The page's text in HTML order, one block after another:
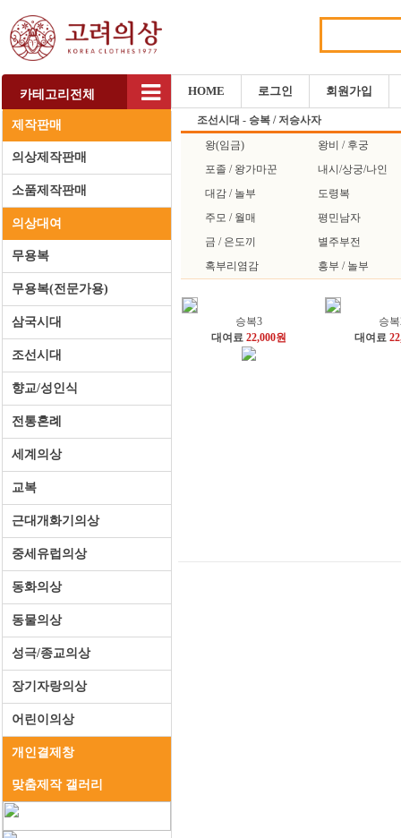
카테고리전체 HOME 로그인 회원가입
제작판매
의상제작판매
소품제작판매
의상대여
무용복
무용복(전문가용)
삼국시대
조선시대
향교/성인식
전통혼례
세계의상
교복
근대개화기의상
중세유럽의상
동화의상
동물의상
성극/종교의상
장기자랑의상
어린이의상
개인결제창
맞춤제작 갤러리
조선시대 - 승복 / 저승사자
왕(임금)
왕비 / 후궁
포졸 / 왕가마꾼
내시/상궁/나인
대감 / 놀부
도령복
주모 / 월매
평민남자
금 / 은도끼
별주부전
혹부리염감
흥부 / 놀부
승복3
대여료 22,000원
승
대여료